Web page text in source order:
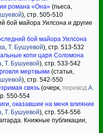
романа «Она» (пьеса,
), стр. 505-510
бой майора Уилсона и другие
бой майора Уилсона
, Т. Бушуевой), стр. 513-532
копи царя Соломона
, Т. Бушуевой), стр. 533-542
мертвыми (статья,
), стр. 542-550
связь (очерк, перевод А.
550-554
оказавшие на меня влияние
, Т. Бушуевой), стр. 554-556
Книжные публикации,